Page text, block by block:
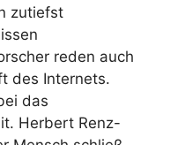
zutiefst
reden auch
des Internets.
das
Herbert Renz-